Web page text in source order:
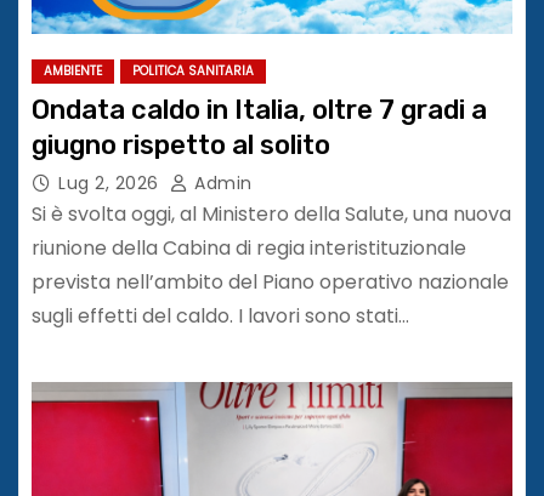
AMBIENTE POLITICA SANITARIA
Ondata caldo in Italia, oltre 7 gradi a
giugno rispetto al solito
Lug 2, 2026 Admin
Si è svolta oggi, al Ministero della Salute, una nuova
riunione della Cabina di regia interistituzionale
prevista nell’ambito del Piano operativo nazionale
sugli effetti del caldo. I lavori sono stati…